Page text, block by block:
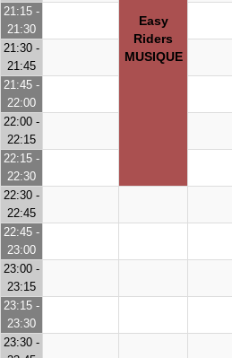
Easy
Riders
MUSIQUE
21:15 -
21:30
21:30 -
21:45
21:45 -
22:00
22:00 -
22:15
22:15 -
22:30
22:30 -
22:45
22:45 -
23:00
23:00 -
23:15
23:15 -
23:30
23:30 -